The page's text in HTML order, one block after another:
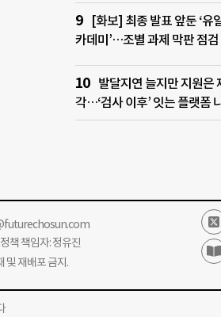
[화보] 최종 발표 앞둔 ‘유
카데미’…조별 과제 막판 점검
발달지연 늘지만 지원은
각…‘검사 이후’ 잇는 플랫폼
책임자: 정유진
재배포 금지.